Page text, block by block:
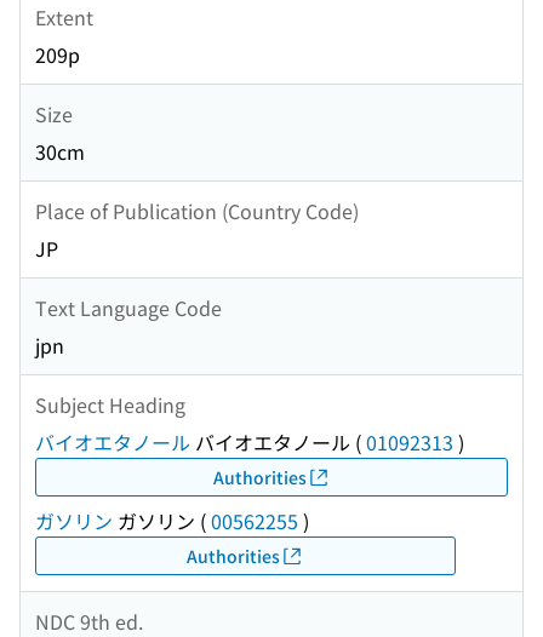
Extent
209p
Size
30cm
Place of Publication (Country Code)
JP
Text Language Code
jpn
Subject Heading
バイオエタノール バイオエタノール (01092313 )
Authorities
ガソリン ガソリン (00562255 )
Authorities
NDC 9th ed.